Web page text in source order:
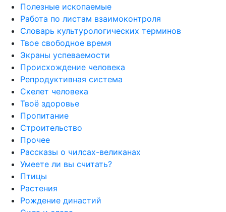
Полезные ископаемые
Работа по листам взаимоконтроля
Словарь культурологических терминов
Твое свободное время
Экраны успеваемости
Происхождение человека
Репродуктивная система
Скелет человека
Твоё здоровье
Пропитание
Строительство
Прочее
Рассказы о чилсах-великанах
Умеете ли вы считать?
Птицы
Растения
Рождение династий